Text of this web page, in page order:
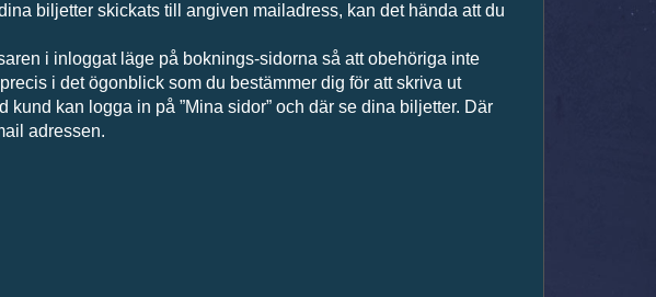
biljetter skickats till angiven mailadress, kan det hända att du
i inloggat läge på boknings-sidorna så att obehöriga inte
i det ögonblick som du bestämmer dig för att skriva ut
kan logga in på ”Mina sidor” och där se dina biljetter. Där
adressen.